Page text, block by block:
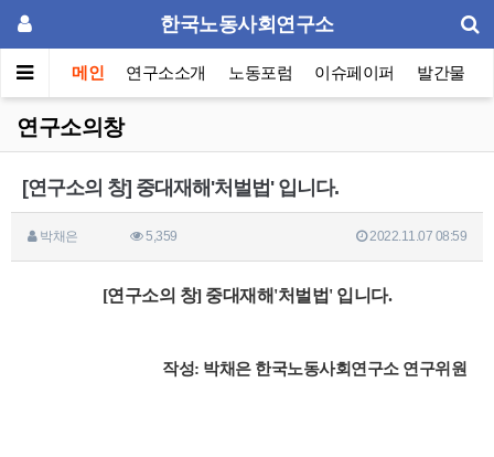
한국노동사회연구소
메인 연구소소개 노동포럼 이슈페이퍼 발간물
연구소의창
[연구소의 창] 중대재해'처벌법' 입니다.
박채은 5,359 2022.11.07 08:59
[연구소의 창] 중대재해'처벌법' 입니다.
작성: 박채은 한국노동사회연구소 연구위원